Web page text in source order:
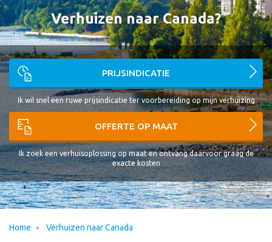
Verhuizen naar Canada?
PRIJSINDICATIE
Ik wil snel een ruwe prijsindicatie ter voorbereiding op mijn verhuizing
OFFERTE OP MAAT
Ik zoek een verhuisoplossing op maat en ontvang daarvoor graag de
exacte kosten
Home Verhuizen naar Canada